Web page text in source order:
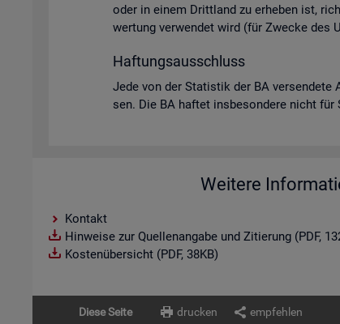
oder in einem Dritt­land zu er­he­ben ist,
wer­tung ver­wen­det wird (für Zwe­cke des
Haf­tungs­aus­schluss
Jede von der Sta­tis­tik der BA
sen. Die BA haf­tet ins­be­son­de­re nicht
Weitere
Kontakt
Hinweise zur Quellenangabe und Zitierung (PDF,
Kostenübersicht (PDF, 38KB)
Diese Seite drucken empfehlen